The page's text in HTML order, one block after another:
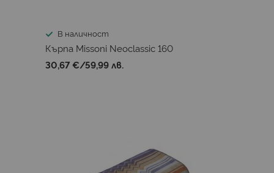
В наличност
Кърпа Missoni Neoclassic 160
30,67 €/59,99 лв.